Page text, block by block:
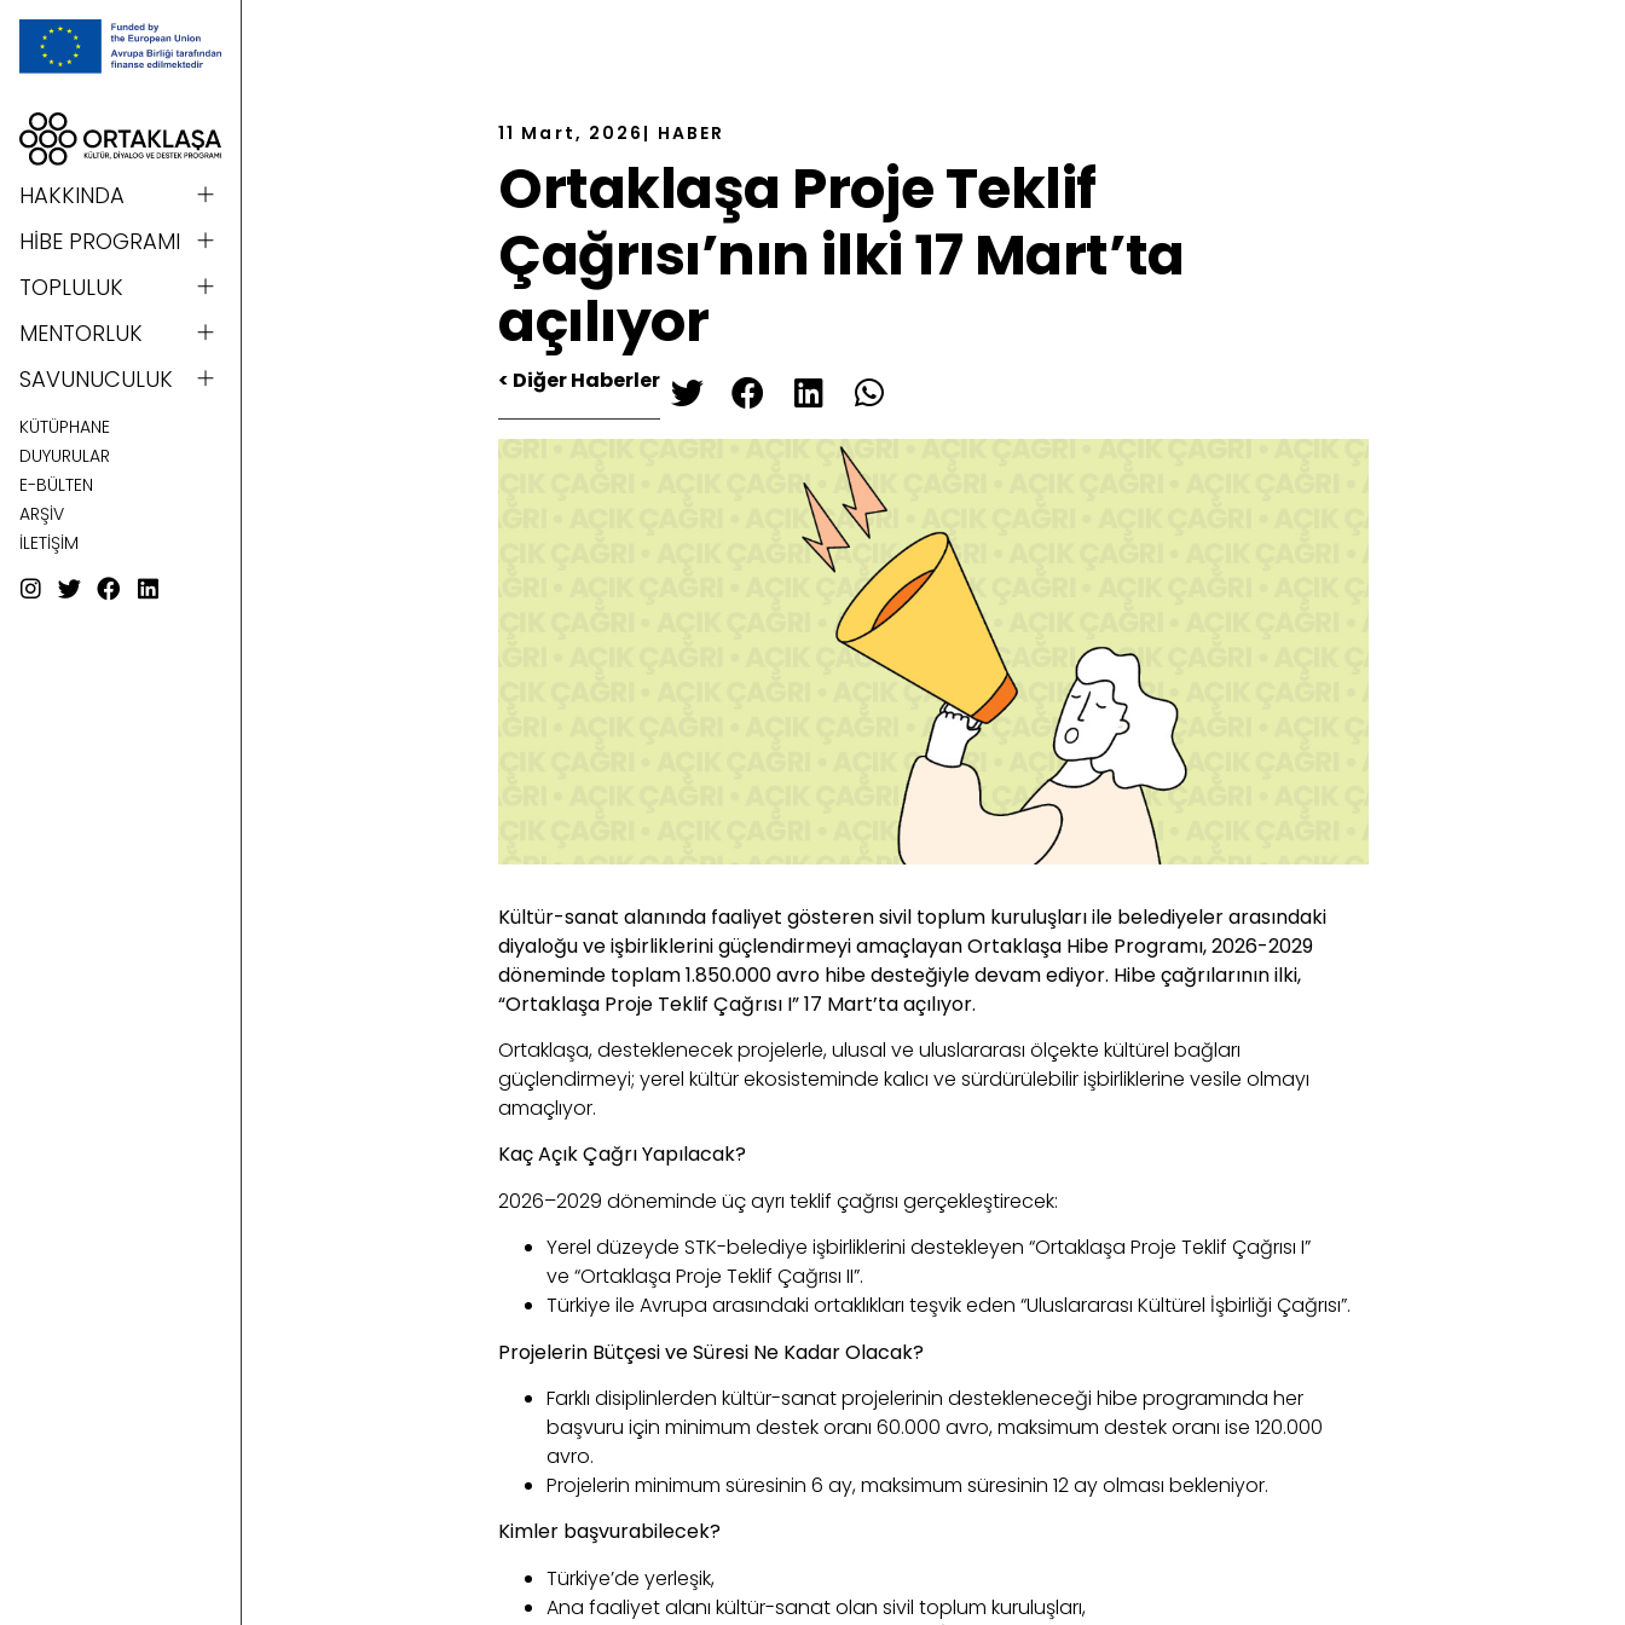
HAKKINDA
HİBE PROGRAMI
TOPLULUK
MENTORLUK
SAVUNUCULUK
KÜTÜPHANE
DUYURULAR
E-BÜLTEN
ARŞİV
İLETİŞİM
11 Mart, 2026 | HABER
Ortaklaşa Proje Teklif
Çağrısı’nın ilki 17 Mart’ta
açılıyor
< Diğer Haberler
Kültür-sanat alanında faaliyet gösteren sivil toplum kuruluşları ile belediyeler arasındaki
diyaloğu ve işbirliklerini güçlendirmeyi amaçlayan Ortaklaşa Hibe Programı, 2026-2029
döneminde toplam 1.850.000 avro hibe desteğiyle devam ediyor. Hibe çağrılarının ilki,
“Ortaklaşa Proje Teklif Çağrısı I” 17 Mart’ta açılıyor.
Ortaklaşa, desteklenecek projelerle, ulusal ve uluslararası ölçekte kültürel bağları
güçlendirmeyi; yerel kültür ekosisteminde kalıcı ve sürdürülebilir işbirliklerine vesile olmayı
amaçlıyor.
Kaç Açık Çağrı Yapılacak?
2026–2029 döneminde üç ayrı teklif çağrısı gerçekleştirecek:
Yerel düzeyde STK-belediye işbirliklerini destekleyen “Ortaklaşa Proje Teklif Çağrısı I”
ve “Ortaklaşa Proje Teklif Çağrısı II”.
Türkiye ile Avrupa arasındaki ortaklıkları teşvik eden “Uluslararası Kültürel İşbirliği Çağrısı”.
Projelerin Bütçesi ve Süresi Ne Kadar Olacak?
Farklı disiplinlerden kültür-sanat projelerinin destekleneceği hibe programında her
başvuru için minimum destek oranı 60.000 avro, maksimum destek oranı ise 120.000
avro.
Projelerin minimum süresinin 6 ay, maksimum süresinin 12 ay olması bekleniyor.
Kimler başvurabilecek?
Türkiye’de yerleşik,
Ana faaliyet alanı kültür-sanat olan sivil toplum kuruluşları,